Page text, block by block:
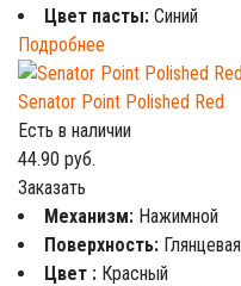
Цвет пасты: Синий
Подробнее
Senator Point Polished Red
Есть в наличии
44.90 руб.
Заказать
Механизм: Нажимной
Поверхность: Глянцевая
Цвет : Красный